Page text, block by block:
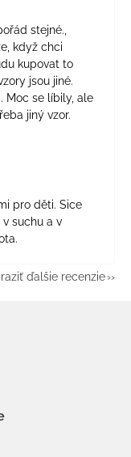
stejné.,
když chci
kupovat to
jsou jiné.
Moc se líbily, ale
jiný vzor.
5 hviezdičiek.
pro děti. Sice
suchu a v
ďalšie recenzie